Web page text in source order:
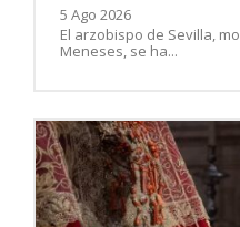
5 Ago 2026
El arzobispo de Sevilla,
Meneses, se ha...